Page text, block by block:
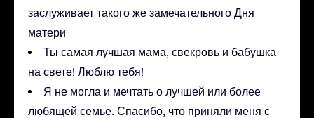
заслуживает такого же замечательного Дня
матери
Ты самая лучшая мама, свекровь и бабушка
на свете! Люблю тебя!
Я не могла и мечтать о лучшей или более
любящей семье. Спасибо, что приняли меня с